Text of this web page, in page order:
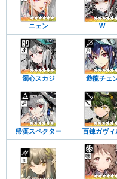
ニェン W
濁心スカジ 遊龍チェ
帰溟スペクター 百錬ガヴィ